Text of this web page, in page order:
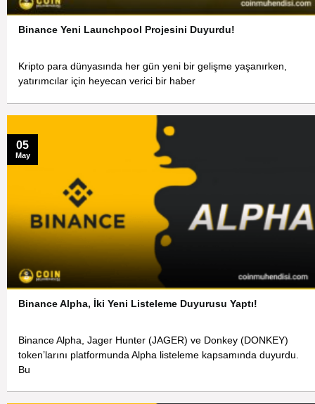
Binance Yeni Launchpool Projesini Duyurdu!
Kripto para dünyasında her gün yeni bir gelişme yaşanırken,
yatırımcılar için heyecan verici bir haber
Binance Alpha, İki Yeni Listeleme Duyurusu Yaptı!
Binance Alpha, Jager Hunter (JAGER) ve Donkey (DONKEY)
token’larını platformunda Alpha listeleme kapsamında duyurdu.
Bu
05
May